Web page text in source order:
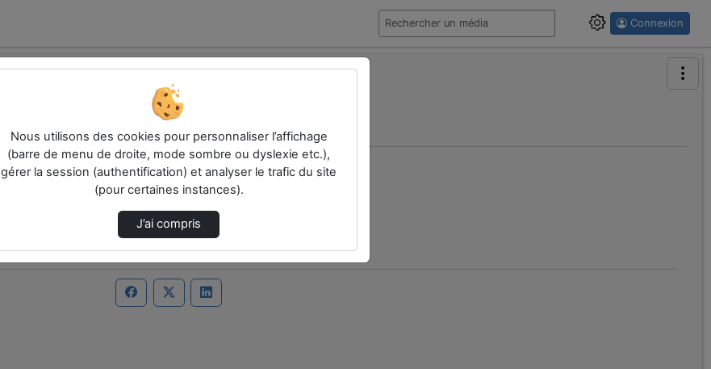
Connexion
Nous utilisons des cookies pour personnaliser l’affichage
(barre de menu de droite, mode sombre ou dyslexie etc.),
gérer la session (authentification) et analyser le trafic du site
(pour certaines instances).
J’ai compris